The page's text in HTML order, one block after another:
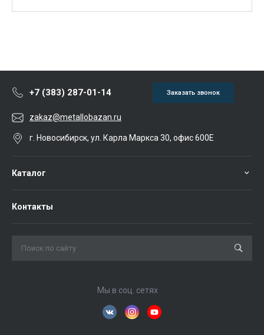
+7 (383) 287-01-14 Заказать звонок
zakaz@metallobazan.ru
г. Новосибирск, ул. Карла Маркса 30, офис 600Е
Каталог
Контакты
Мы в соц. сетях